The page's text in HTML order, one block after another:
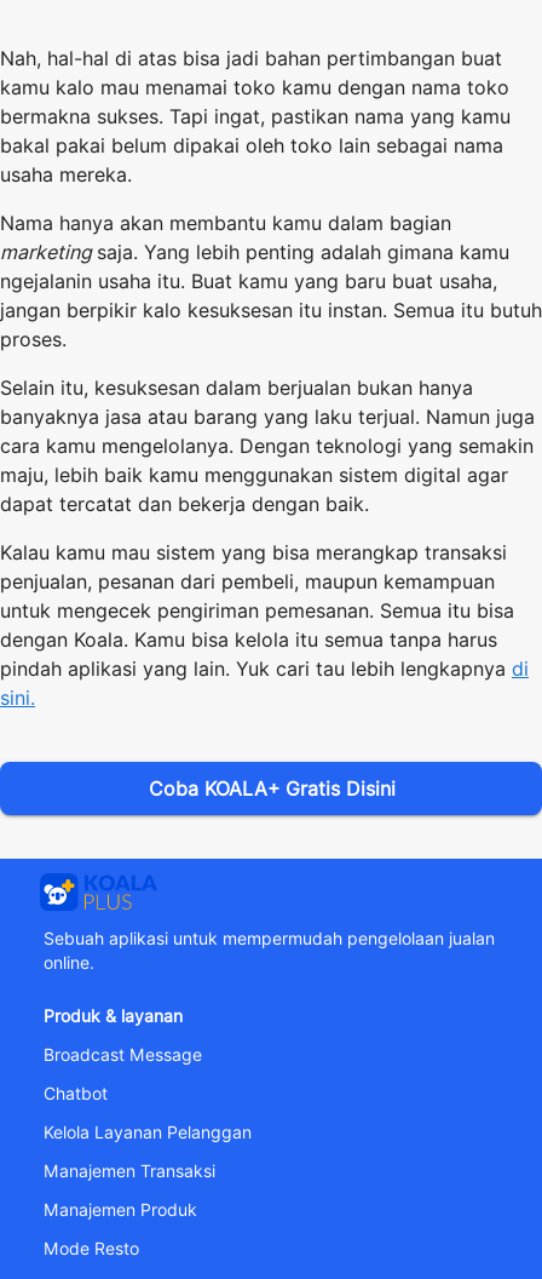
Nah, hal-hal di atas bisa jadi bahan pertimbangan buat
kamu kalo mau menamai toko kamu dengan nama toko
bermakna sukses. Tapi ingat, pastikan nama yang kamu
bakal pakai belum dipakai oleh toko lain sebagai nama
usaha mereka.
Nama hanya akan membantu kamu dalam bagian
marketing saja. Yang lebih penting adalah gimana kamu
ngejalanin usaha itu. Buat kamu yang baru buat usaha,
jangan berpikir kalo kesuksesan itu instan. Semua itu butuh
proses.
Selain itu, kesuksesan dalam berjualan bukan hanya
banyaknya jasa atau barang yang laku terjual. Namun juga
cara kamu mengelolanya. Dengan teknologi yang semakin
maju, lebih baik kamu menggunakan sistem digital agar
dapat tercatat dan bekerja dengan baik.
Kalau kamu mau sistem yang bisa merangkap transaksi
penjualan, pesanan dari pembeli, maupun kemampuan
untuk mengecek pengiriman pemesanan. Semua itu bisa
dengan Koala. Kamu bisa kelola itu semua tanpa harus
pindah aplikasi yang lain. Yuk cari tau lebih lengkapnya di
sini.
Coba KOALA+ Gratis Disini
Sebuah aplikasi untuk mempermudah pengelolaan jualan
online.
Produk & layanan
Broadcast Message
Chatbot
Kelola Layanan Pelanggan
Manajemen Transaksi
Manajemen Produk
Mode Resto